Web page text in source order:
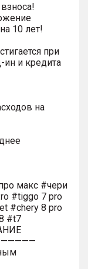
10 лет!
при
ин и кредита
на
макс #чери
#tiggo 7 pro
#chery 8 pro
#t7